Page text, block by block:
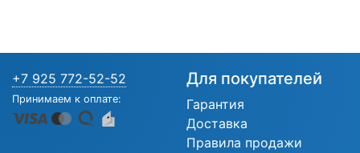
+7 925 772-52-52
Принимаем к оплате:
Для покупателей
Гарантия
Доставка
Правила продажи